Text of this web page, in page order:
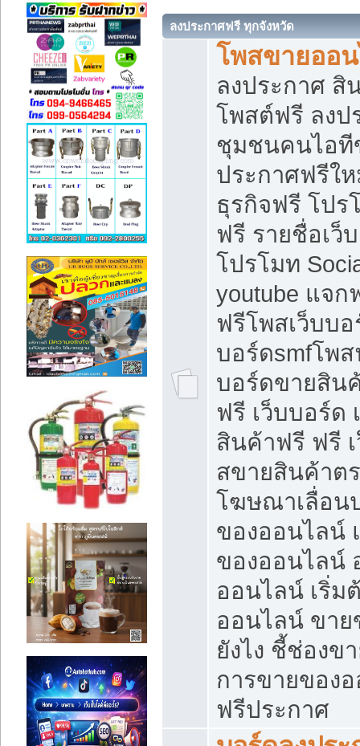
ลงประกาศฟรี ทุกจังหวัด
โพสขายออ
ลงประกาศ สิ
โพสต์ฟรี ลงป
ชุมชนคนไอที
ประกาศฟรีใ
ธุรกิจฟรี โป
ฟรี รายชื่อเว็
โปรโมท
youtube แจก
ฟรีโพสเว็บบอ
บอร์ดsmfโพ
บอร์ดขายสิน
ฟรี เว็บบอร์ด
สินค้าฟรี ฟรี
สขายสินค้าต
โฆษณาเลื่อน
ของออนไลน์
ของออนไลน์
ออนไลน์ เริ่ม
ออนไลน์ ขาย
ยังไง ชี้ช่องข
การขายของ
ฟรีประกาศ